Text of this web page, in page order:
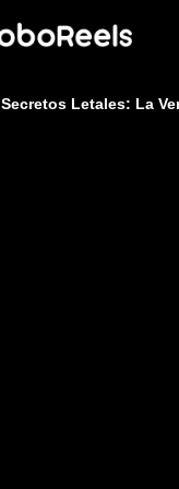
Secretos Letales: La